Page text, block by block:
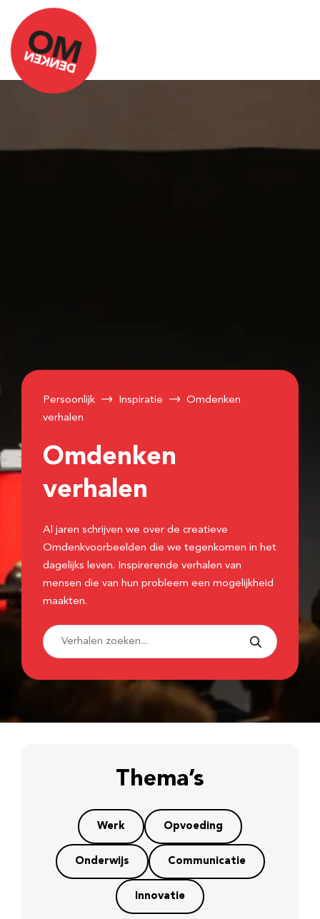
Persoonlijk Inspiratie
Omdenken
verhalen
Omdenken
verhalen
Al jaren schrijven we over de creatieve
Omdenkvoorbeelden die we tegenkomen in het
dagelijks leven. Inspirerende verhalen van
mensen die van hun probleem een mogelijkheid
maakten.
Thema’s
Werk Opvoeding
Onderwijs Communicatie
Innovatie